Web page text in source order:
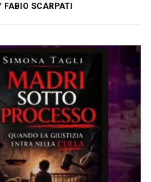
FABIO SCARPATI